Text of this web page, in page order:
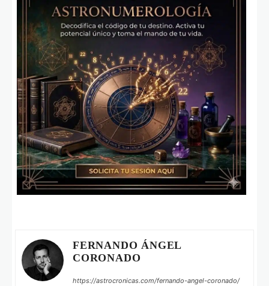
FERNANDO ÁNGEL
CORONADO
https://astrocronicas.com/fernando-angel-coronado/